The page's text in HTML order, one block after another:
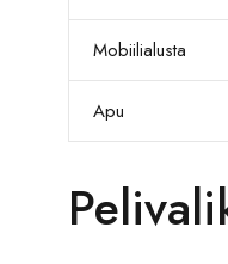
Mobiilialusta
Apu